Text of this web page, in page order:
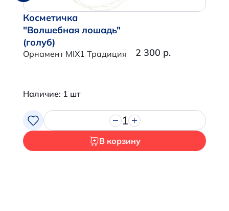
Косметичка
"Волшебная лошадь"
(голуб)
Орнамент MIX1 Традиция 2 300 р.
Наличие: 1 шт
1
В корзину